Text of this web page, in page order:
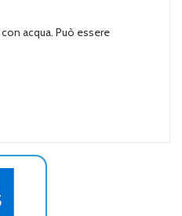
acqua. Può essere